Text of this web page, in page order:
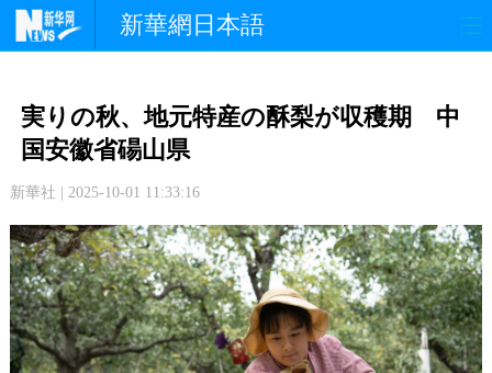
新華網日本語
文 化
中日交流
写 真
実りの秋、地元特産の酥梨が収穫期 中
国安徽省碭山県
新華社 | 2025-10-01 11:33:16